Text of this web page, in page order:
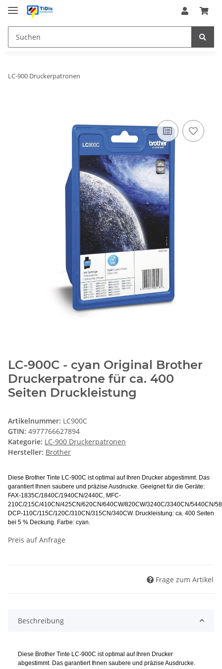
LC-900 Druckerpatronen
LC-900C - cyan Original Brother
Druckerpatrone für ca. 400
Seiten Druckleistung
Artikelnummer: LC900C
GTIN: 4977766627894
Kategorie: LC-900 Druckerpatronen
Hersteller: Brother
Diese Brother Tinte LC-900C ist optimal auf Ihren Drucker abgestimmt. Das
garantiert Ihnen saubere und präzise Ausdrucke. Geeignet für die Geräte:
FAX-1835C/1840C/1940CN/2440C, MFC-
210C/215C/410CN/425CN/620CN/640CW/820CW/3240C/3340CN/5440CN/
DCP-110C/115C/120C/310CN/315CN/340CW. Druckleistung: ca. 400 Seiten
bei 5 % Deckung. Farbe: cyan.
Preis auf Anfrage
Frage zum Artikel
Beschreibung
Diese Brother Tinte LC-900C ist optimal auf Ihren Drucker
abgestimmt. Das garantiert Ihnen saubere und präzise Ausdrucke.